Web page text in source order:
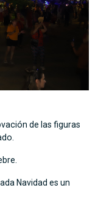
de las figuras
Navidad es un